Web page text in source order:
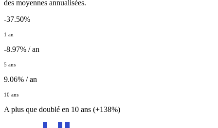
des moyennes annualisées.
-37.50%
1 an
-8.97% / an
5 ans
9.06% / an
10 ans
A plus que doublé en 10 ans (+138%)